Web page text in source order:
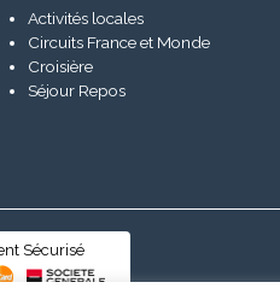
Activités locales
Circuits France et Monde
Croisière
Séjour Repos
Sécurisé